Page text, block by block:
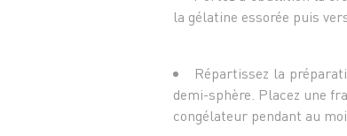
la gélatine essorée puis
Répartissez la
demi-sphère. Placez une
congélateur pendant au